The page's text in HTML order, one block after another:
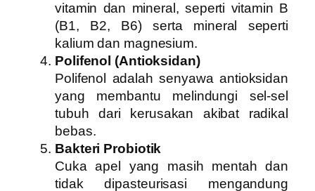
vitamin dan mineral, seperti vitamin B
(B1, B2, B6) serta mineral seperti
kalium dan magnesium.
Polifenol (Antioksidan)
Polifenol adalah senyawa antioksidan
yang membantu melindungi sel-sel
tubuh dari kerusakan akibat radikal
bebas.
Bakteri Probiotik
Cuka apel yang masih mentah dan
tidak dipasteurisasi mengandung